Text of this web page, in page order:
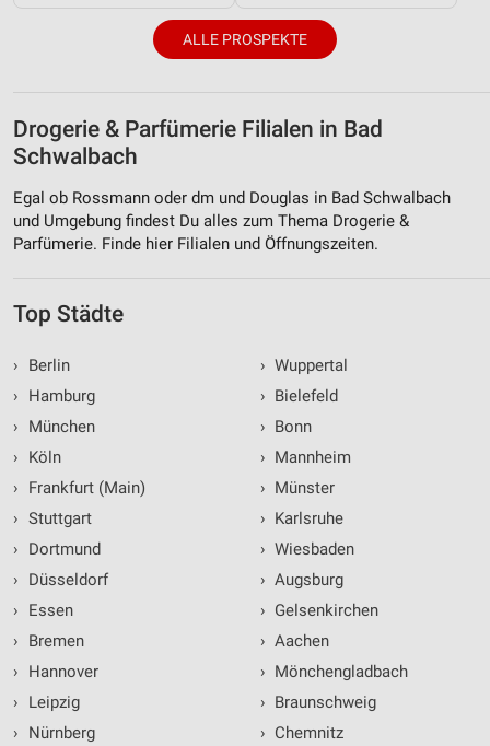
ALLE PROSPEKTE
Drogerie & Parfümerie Filialen in Bad
Schwalbach
Egal ob Rossmann oder dm und Douglas in Bad Schwalbach
und Umgebung findest Du alles zum Thema Drogerie &
Parfümerie. Finde hier Filialen und Öffnungszeiten.
Top Städte
›
Berlin
›
Hamburg
›
München
›
Köln
›
Frankfurt (Main)
› Stuttgart
›
Dortmund
›
Düsseldorf
›
Essen
›
Bremen
›
Hannover
›
Leipzig
›
Nürnberg
› Wuppertal
› Bielefeld
› Bonn
› Mannheim
› Münster
› Karlsruhe
› Wiesbaden
› Augsburg
› Gelsenkirchen
› Aachen
› Mönchengladbach
› Braunschweig
› Chemnitz